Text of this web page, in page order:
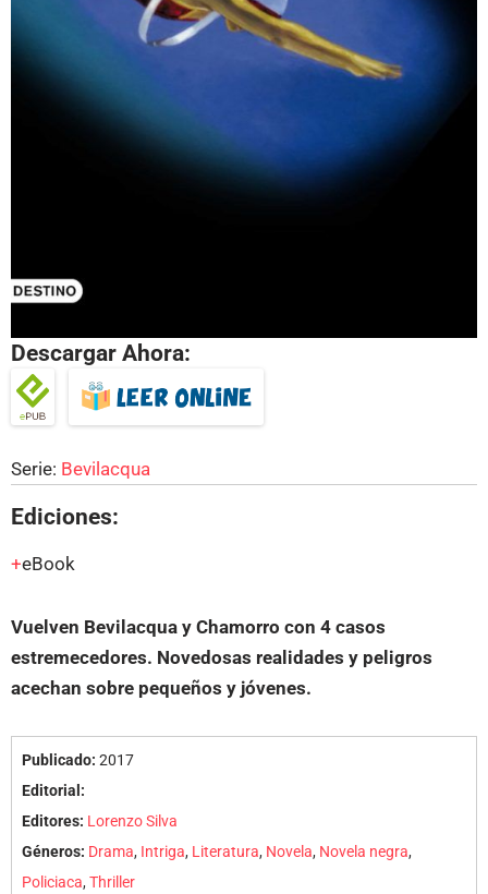
Descargar Ahora:
Serie: Bevilacqua
Ediciones:
eBook
Vuelven Bevilacqua y Chamorro con 4 casos
estremecedores. Novedosas realidades y peligros
acechan sobre pequeños y jóvenes.
Publicado: 2017
Editorial:
Editores: Lorenzo Silva
Géneros: Drama, Intriga, Literatura, Novela, Novela negra,
Policiaca,Thriller